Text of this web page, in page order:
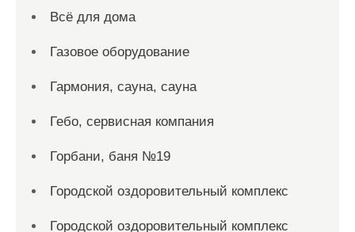
Всё для дома
Газовое оборудование
Гармония, сауна, сауна
Гебо, сервисная компания
Горбани, баня №19
Городской оздоровительный комплекс
Городской оздоровительный комплекс